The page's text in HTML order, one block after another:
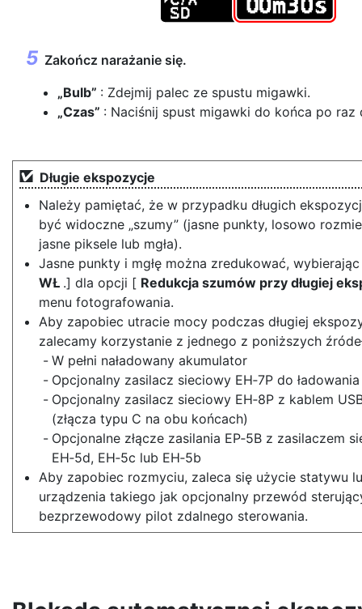
Zakończ narażanie się.
„Bulb” : Zdejmij palec ze spustu migawki.
„Czas” : Naciśnij spust migawki do końca po raz
Długie ekspozycje
Należy pamiętać, że w przypadku długich
być widoczne „szumy” (jasne punkty, losowo
jasne piksele lub mgła).
Jasne punkty i mgłę można zredukować,
WŁ .] dla opcji [ Redukcja szumów przy długiej
menu fotografowania.
Aby zapobiec utracie mocy podczas długiej
zalecamy korzystanie z jednego z poniższych
W pełni naładowany akumulator
Opcjonalny zasilacz sieciowy EH‑7P do ładowania
Opcjonalny zasilacz sieciowy EH‑8P z kablem
(złącza typu C na obu końcach)
Opcjonalne złącze zasilania EP‑5B z zasilaczem
EH‑5d, EH‑5c lub EH‑5b
Aby zapobiec rozmyciu, zaleca się użycie statywu
urządzenia takiego jak opcjonalny przewód
bezprzewodowy pilot zdalnego sterowania.